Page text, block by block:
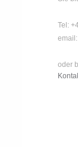
Tel:
email:
oder